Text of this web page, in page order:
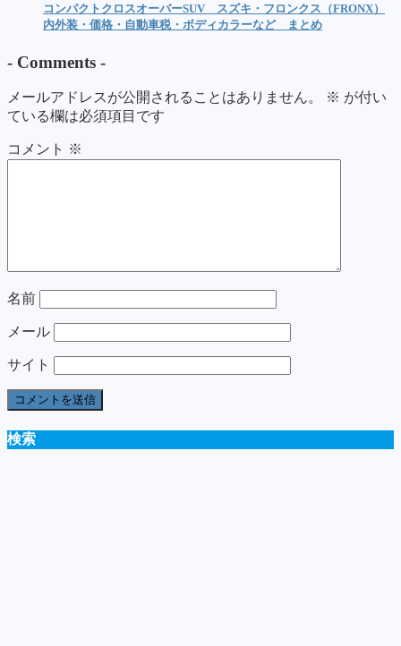
コンパクトクロスオーバーSUV スズキ・フロンクス（FRONX）
内外装・価格・自動車税・ボディカラーなど まとめ
- Comments -
メールアドレスが公開されることはありません。 ※ が付い
ている欄は必須項目です
コメント ※
名前
メール
サイト
検索